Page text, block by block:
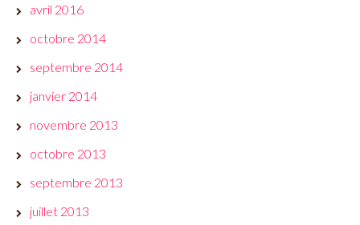
avril 2016
octobre 2014
septembre 2014
janvier 2014
novembre 2013
octobre 2013
septembre 2013
juillet 2013